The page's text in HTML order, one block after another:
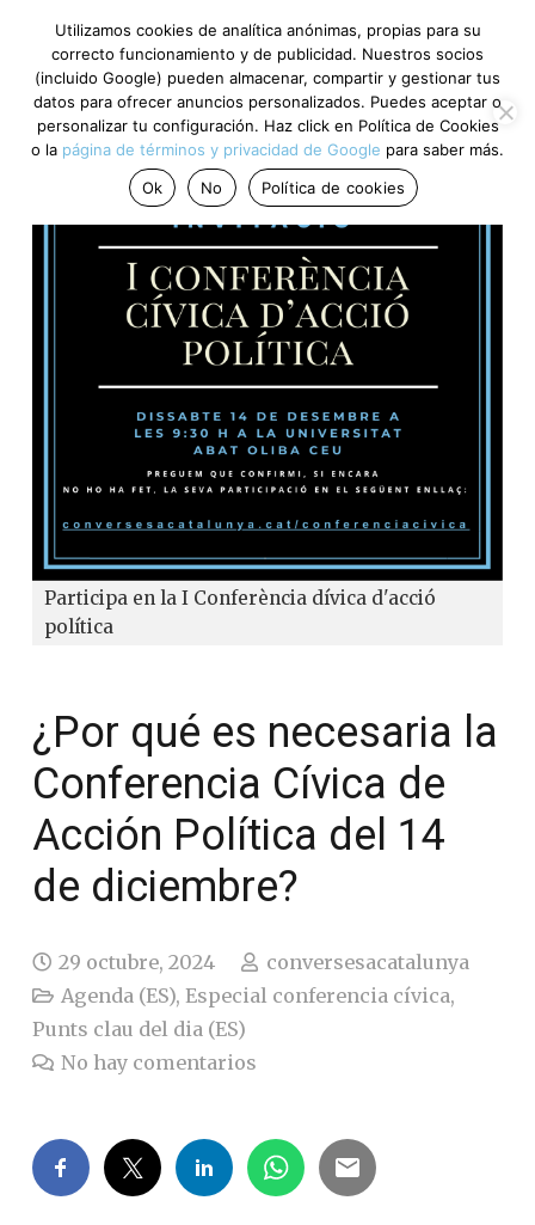
Participa en la I Conferència dívica d'acció
política
¿Por qué es necesaria la
Conferencia Cívica de
Acción Política del 14
de diciembre?
29 octubre, 2024
conversesacatalunya
Agenda (ES),Especial conferencia cívica,
Punts clau del dia (ES)
No hay comentarios
Utilizamos cookies de analítica anónimas, propias para su
correcto funcionamiento y de publicidad. Nuestros socios
(incluido Google) pueden almacenar, compartir y gestionar tus
datos para ofrecer anuncios personalizados. Puedes aceptar o
personalizar tu configuración. Haz click en Política de Cookies
o la página de términos y privacidad de Google para saber más.
Ok
No Política de cookies